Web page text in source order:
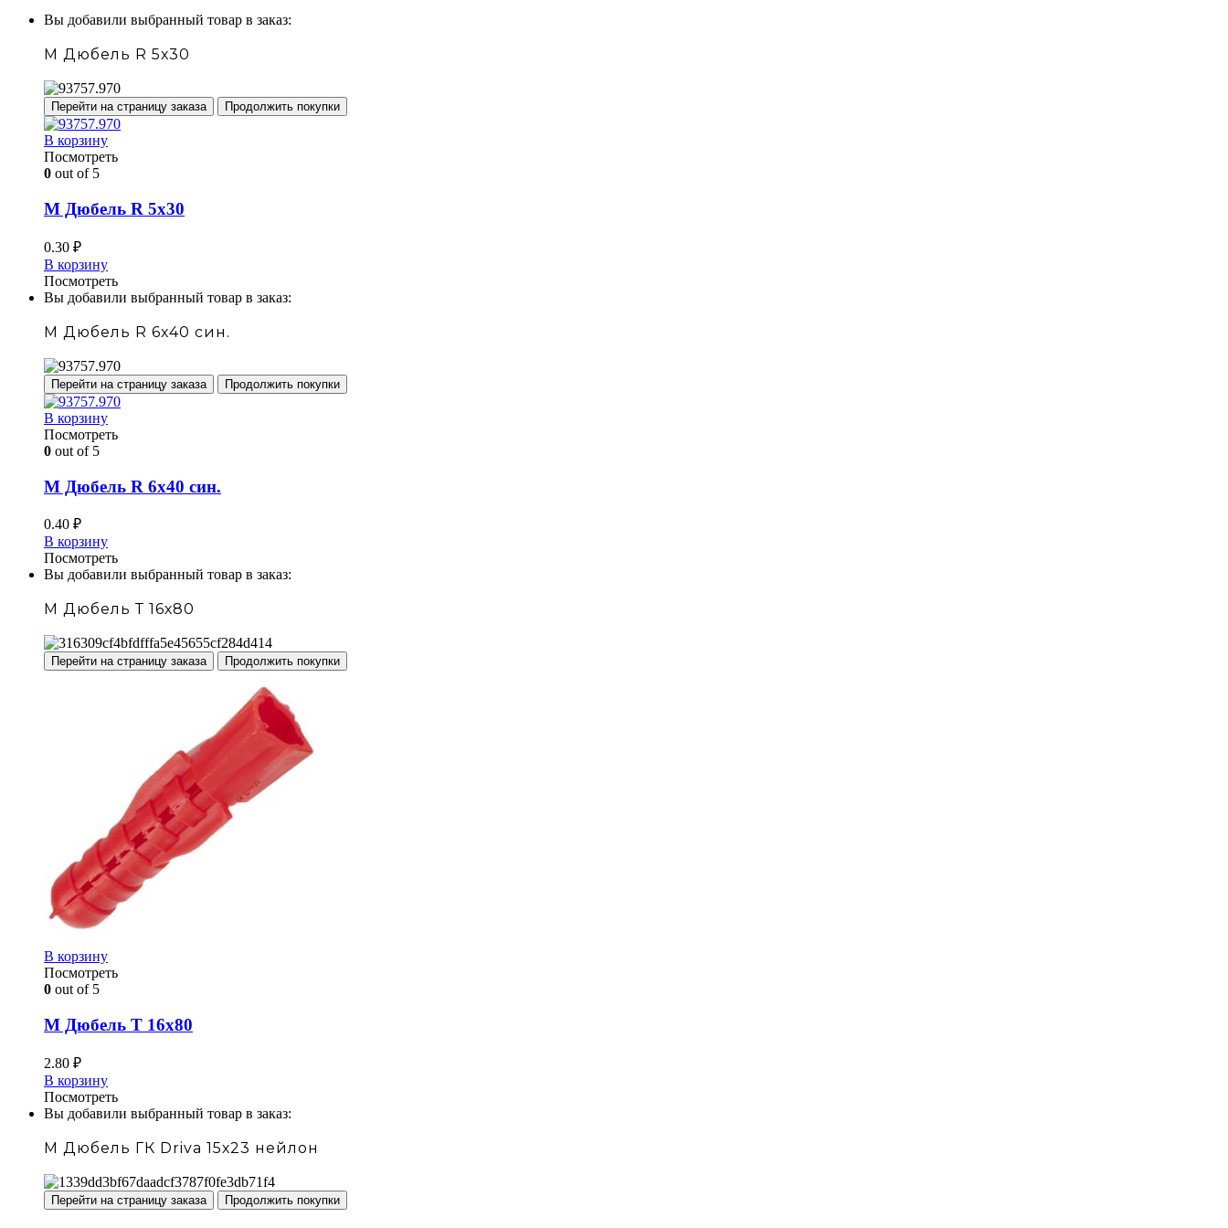
Вы добавили выбранный товар в заказ:
М Дюбель R 5х30
Перейти на страницу заказа Продолжить покупки
В корзину
Посмотреть
0 out of 5
М Дюбель R 5х30
0.30 ₽
В корзину
Посмотреть
Вы добавили выбранный товар в заказ:
М Дюбель R 6х40 син.
Перейти на страницу заказа Продолжить покупки
В корзину
Посмотреть
0 out of 5
М Дюбель R 6х40 син.
0.40 ₽
В корзину
Посмотреть
Вы добавили выбранный товар в заказ:
М Дюбель Т 16х80
Перейти на страницу заказа Продолжить покупки
В корзину
Посмотреть
0 out of 5
М Дюбель Т 16х80
2.80 ₽
В корзину
Посмотреть
Вы добавили выбранный товар в заказ:
М Дюбель ГК Driva 15х23 нейлон
Перейти на страницу заказа Продолжить покупки